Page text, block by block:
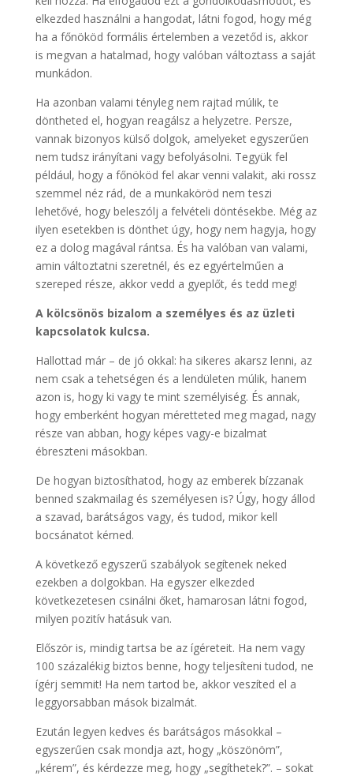
elkezded használni a hangodat, látni fogod, hogy még
ha a főnököd formális értelemben a vezetőd is, akkor
is megvan a hatalmad, hogy valóban változtass a saját
munkádon.
Ha azonban valami tényleg nem rajtad múlik, te
döntheted el, hogyan reagálsz a helyzetre. Persze,
vannak bizonyos külső dolgok, amelyeket egyszerűen
nem tudsz irányítani vagy befolyásolni. Tegyük fel
például, hogy a főnököd fel akar venni valakit, aki rossz
szemmel néz rád, de a munkaköröd nem teszi
lehetővé, hogy beleszólj a felvételi döntésekbe. Még az
ilyen esetekben is dönthet úgy, hogy nem hagyja, hogy
ez a dolog magával rántsa. És ha valóban van valami,
amin változtatni szeretnél, és ez egyértelműen a
szereped része, akkor vedd a gyeplőt, és tedd meg!
A kölcsönös bizalom a személyes és az üzleti
kapcsolatok kulcsa.
Hallottad már – de jó okkal: ha sikeres akarsz lenni, az
nem csak a tehetségen és a lendületen múlik, hanem
azon is, hogy ki vagy te mint személyiség. És annak,
hogy emberként hogyan méretteted meg magad, nagy
része van abban, hogy képes vagy-e bizalmat
ébreszteni másokban.
De hogyan biztosíthatod, hogy az emberek bízzanak
benned szakmailag és személyesen is? Úgy, hogy állod
a szavad, barátságos vagy, és tudod, mikor kell
bocsánatot kérned.
A következő egyszerű szabályok segítenek neked
ezekben a dolgokban. Ha egyszer elkezded
következetesen csinálni őket, hamarosan látni fogod,
milyen pozitív hatásuk van.
Először is, mindig tartsa be az ígéreteit. Ha nem vagy
100 százalékig biztos benne, hogy teljesíteni tudod, ne
ígérj semmit! Ha nem tartod be, akkor veszíted el a
leggyorsabban mások bizalmát.
Ezután legyen kedves és barátságos másokkal –
egyszerűen csak mondja azt, hogy „köszönöm”,
„kérem”, és kérdezze meg, hogy „segíthetek?”. – sokat